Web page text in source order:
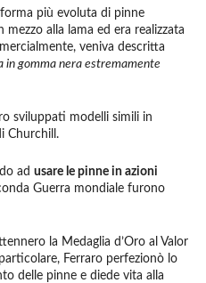
più evoluta di pinne
alla lama ed era realizzata
veniva descritta
in gomma nera estremamente
sviluppati modelli simili in
Churchill.
ad usare le pinne in azioni
Guerra mondiale furono
la Medaglia d’Oro al Valor
Ferraro perfezionò lo
delle pinne e diede vita alla